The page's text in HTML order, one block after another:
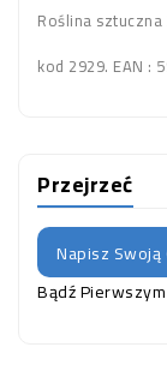
Roślina
kod 2929. EAN :
Przejrzeć
Napisz
Bądź